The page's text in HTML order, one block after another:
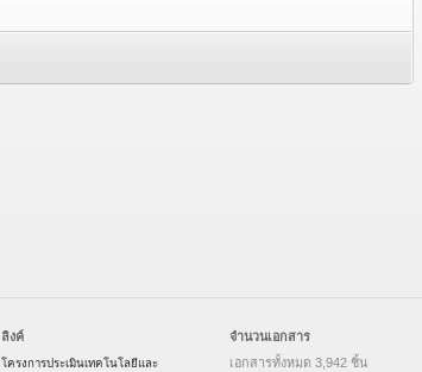
ลิงค์
โครงการประเมินเทคโนโลยีและ
จำนวนเอกสาร
เอกสารทั้งหมด 3,942 ชิ้น